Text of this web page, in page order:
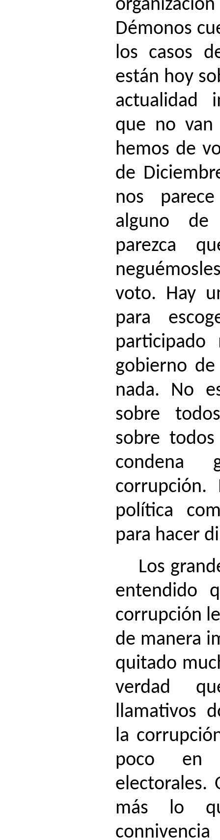
Démonos
los casos
están hoy
actualidad
que no
hemos de
de
nos
alguno
parezca
voto. Hay
para
gobierno
nada. No
sobre
sobre
condena
política
para hacer
Los
entendido
corrupción
de manera
quitado
verdad
llamativos
la
poco en
electorales.
más lo